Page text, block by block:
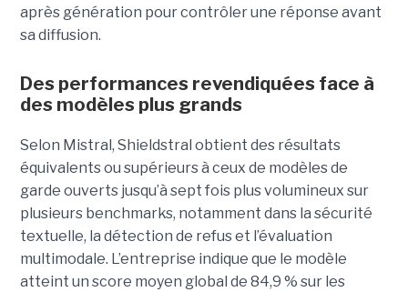
après génération pour contrôler une réponse avant
sa diffusion.
Des performances revendiquées face à
des modèles plus grands
Selon Mistral, Shieldstral obtient des résultats
équivalents ou supérieurs à ceux de modèles de
garde ouverts jusqu’à sept fois plus volumineux sur
plusieurs benchmarks, notamment dans la sécurité
textuelle, la détection de refus et l’évaluation
multimodale. L’entreprise indique que le modèle
atteint un score moyen global de 84,9 % sur les